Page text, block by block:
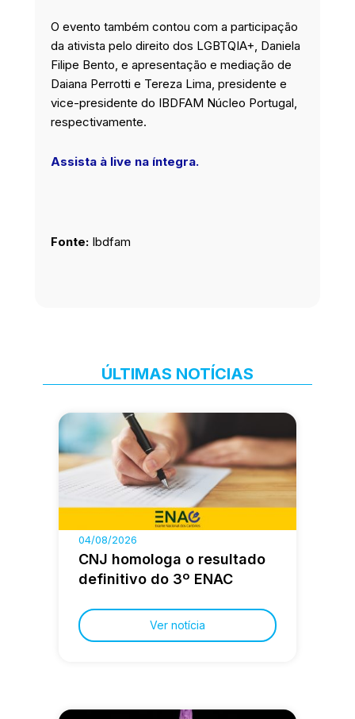
O evento também contou com a participação
da ativista pelo direito dos LGBTQIA+, Daniela
Filipe Bento, e apresentação e mediação de
Daiana Perrotti e Tereza Lima, presidente e
vice-presidente do IBDFAM Núcleo Portugal,
respectivamente.
Assista à live na íntegra.
Fonte: Ibdfam
ÚLTIMAS NOTÍCIAS
04/08/2026
CNJ homologa o resultado
definitivo do 3º ENAC
Ver notícia